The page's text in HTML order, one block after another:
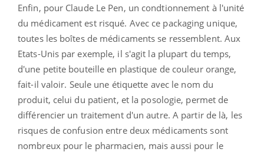
Enfin, pour Claude Le Pen, un condtionnement à l'unité
du médicament est risqué. Avec ce packaging unique,
toutes les boîtes de médicaments se ressemblent. Aux
Etats-Unis par exemple, il s'agit la plupart du temps,
d'une petite bouteille en plastique de couleur orange,
fait-il valoir. Seule une étiquette avec le nom du
produit, celui du patient, et la posologie, permet de
différencier un traitement d'un autre. A partir de là, les
risques de confusion entre deux médicaments sont
nombreux pour le pharmacien, mais aussi pour le